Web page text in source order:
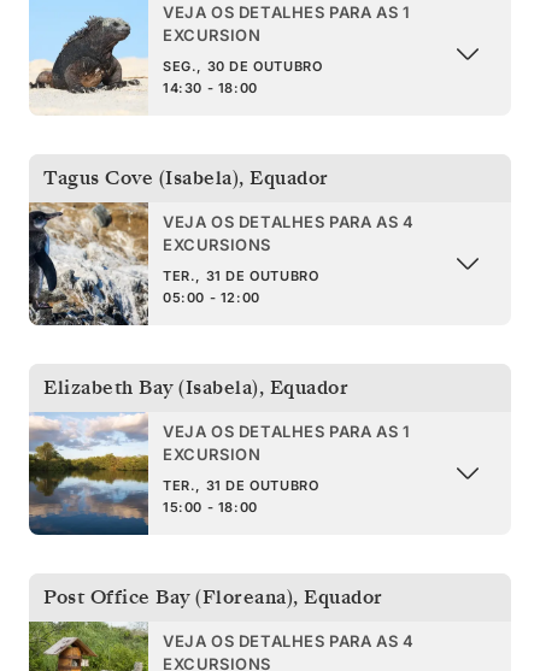
VEJA OS DETALHES PARA AS 1
EXCURSION
SEG., 30 DE OUTUBRO
14:30 - 18:00
Tagus Cove (Isabela), Equador
VEJA OS DETALHES PARA AS 4
EXCURSIONS
TER., 31 DE OUTUBRO
05:00 - 12:00
Elizabeth Bay (Isabela), Equador
VEJA OS DETALHES PARA AS 1
EXCURSION
TER., 31 DE OUTUBRO
15:00 - 18:00
Post Office Bay (Floreana), Equador
VEJA OS DETALHES PARA AS 4
EXCURSIONS